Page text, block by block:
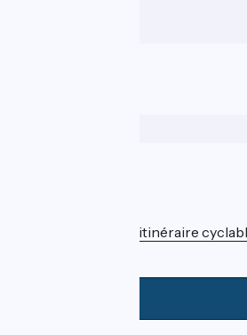
ViaRhôna est un itinéraire